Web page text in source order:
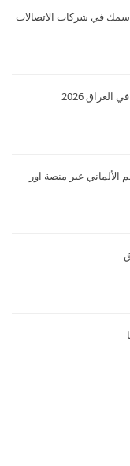
في شركات الاتصالات
2026
عبر منصة اور